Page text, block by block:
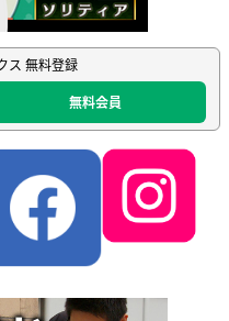
ス 無料登録
無料会員